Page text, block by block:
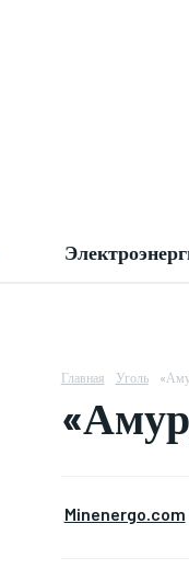
Главная Уголь
Minenergo.com